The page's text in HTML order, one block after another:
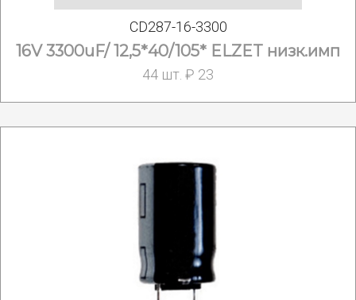
CD287-16-3300
16V 3300uF/ 12,5*40/105* ELZET низк.имп
44 шт. ₽ 23